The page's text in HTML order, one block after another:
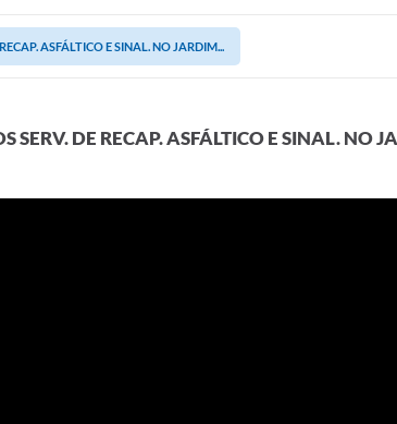
ASFÁLTICO E SINAL. NO JARDIM...
SERV. DE RECAP. ASFÁLTICO E SINAL. NO